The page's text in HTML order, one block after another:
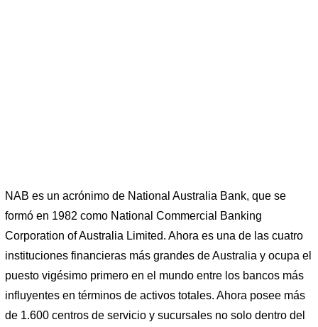
NAB es un acrónimo de National Australia Bank, que se
formó en 1982 como National Commercial Banking
Corporation of Australia Limited. Ahora es una de las cuatro
instituciones financieras más grandes de Australia y ocupa el
puesto vigésimo primero en el mundo entre los bancos más
influyentes en términos de activos totales. Ahora posee más
de 1.600 centros de servicio y sucursales no solo dentro del